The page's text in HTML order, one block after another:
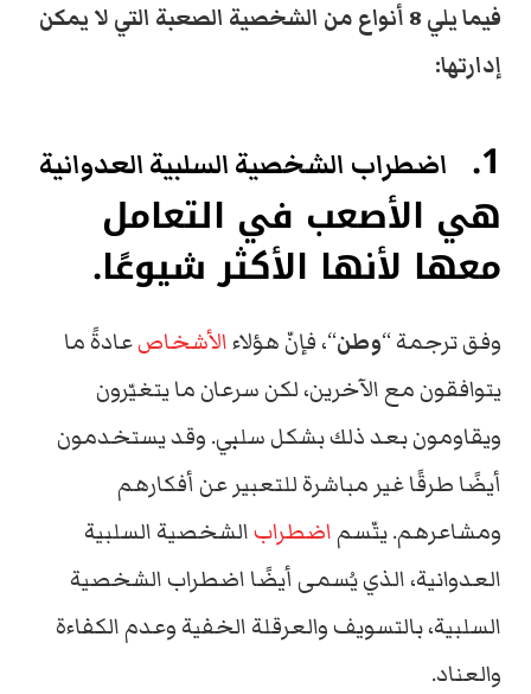
فيما يلي 8 أنواع من الشخصية الصعبة التي لا يمكن
إدارتها:
1. اضطراب الشخصية السلبية العدوانية
هي الأصعب في التعامل
معها لأنها الأكثر شيوعًا.
وفق ترجمة “وطن“، فإنّ هؤلاءالأشخاصعادةً ما
يتوافقون مع الآخرين، لكن سرعان ما يتغيّرون
ويقاومون بعد ذلك بشكل سلبي. وقد يستخدمون
أيضًا طرقًا غير مباشرة للتعبير عن أفكارهم
ومشاعرهم. يتّسماضطرابالشخصية السلبية
العدوانية، الذي يُسمى أيضًا اضطراب الشخصية
السلبية، بالتسويف والعرقلة الخفية وعدم الكفاءة
والعناد.